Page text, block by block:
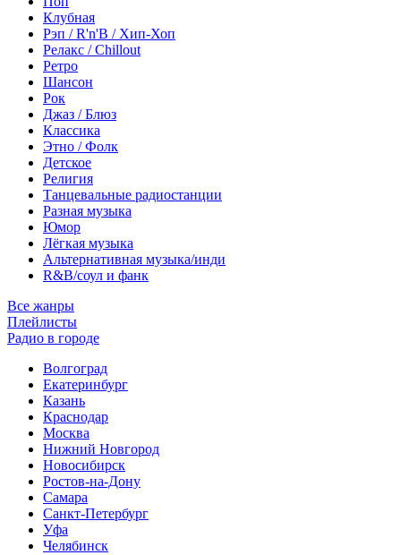
Клубная
Рэп / R'n'B / Хип-Хоп
Релакс / Chillout
Ретро
Шансон
Рок
Джаз / Блюз
Классика
Этно / Фолк
Детское
Религия
Танцевальные радиостанции
Разная музыка
Юмор
Лёгкая музыка
Альтернативная музыка/инди
R&B/cоул и фанк
Все жанры
Плейлисты
Радио в городе
Волгоград
Екатеринбург
Казань
Краснодар
Москва
Нижний Новгород
Новосибирск
Ростов-на-Дону
Самара
Санкт-Петербург
Уфа
Челябинск